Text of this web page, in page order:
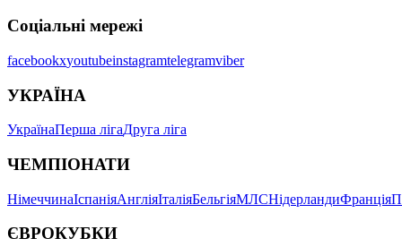
Соціальні мережі
facebookxyoutubeinstagramtelegramviber
УКРАЇНА
УкраїнаПерша лігаДруга ліга
ЧЕМПІОНАТИ
НімеччинаІспаніяАнгліяІталіяБельгіяМЛСНідерландиФранція
ЄВРОКУБКИ